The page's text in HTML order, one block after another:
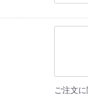
ご注文